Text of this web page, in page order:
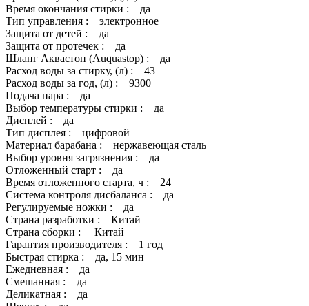
Время окончания стирки : да
Тип управления : электронное
Защита от детей : да
Защита от протечек : да
Шланг Аквастоп (Auquastop) : да
Расход воды за стирку, (л) : 43
Расход воды за год, (л) : 9300
Подача пара : да
Выбор температуры стирки : да
Дисплей : да
Тип дисплея : цифровой
Материал барабана : нержавеющая сталь
Выбор уровня загрязнения : да
Отложенный старт : да
Время отложенного старта, ч : 24
Система контроля дисбаланса : да
Регулируемые ножки : да
Страна разработки : Китай
Страна сборки : Китай
Гарантия производителя : 1 год
Быстрая стирка : да, 15 мин
Ежедневная : да
Смешанная : да
Деликатная : да